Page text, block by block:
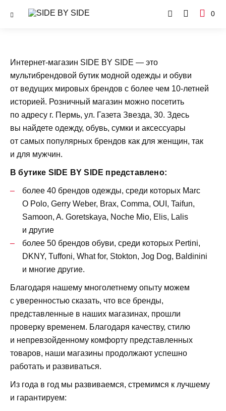
0
Интернет-магазин SIDE BY SIDE — это
мультибрендовой бутик модной одежды и обуви
от ведущих мировых брендов с более чем 10-летней
историей. Розничный магазин можно посетить
по адресу г. Пермь, ул. Газета Звезда, 30. Здесь
вы найдете одежду, обувь, сумки и аксессуары
от самых популярных брендов как для женщин, так
и для мужчин.
В бутике SIDE BY SIDE представлено:
более 40 брендов одежды, среди которых Marc
O Polo, Gerry Weber, Brax, Сomma, OUI, Taifun,
Samoon, A. Goretskaya, Noche Mio, Elis, Lalis
и другие
более 50 брендов обуви, среди которых Pertini,
DKNY, Tuffoni, What for, Stokton, Jog Dog, Baldinini
и многие другие.
Благодаря нашему многолетнему опыту можем
с уверенностью сказать, что все бренды,
представленные в наших магазинах, прошли
проверку временем. Благодаря качеству, стилю
и непревзойденному комфорту представленных
товаров, наши магазины продолжают успешно
работать и развиваться.
Из года в год мы развиваемся, стремимся к лучшему
и гарантируем: